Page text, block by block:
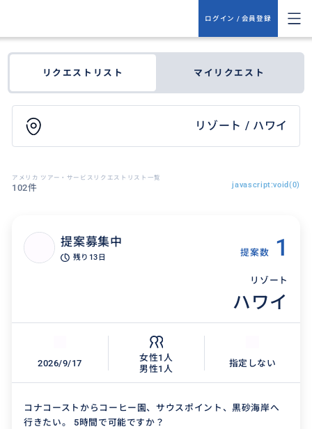
ログイン / 会員登録
リクエストリスト マイリクエスト
リゾート / ハワイ
アメリカ ツアー・サービスリクエストリスト一覧
102件 javascript:void(0)
提案募集中
残り 13日 提案数 1
リゾート
ハワイ
2026/9/17
女性1人
男性1人
指定しない
コナコーストからコーヒー園、サウスポイント、黒砂海岸へ
行きたい。 5時間で可能ですか？